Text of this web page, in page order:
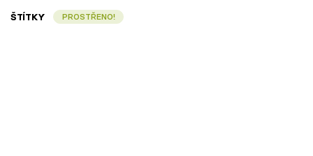
ŠTÍTKY PROSTŘENO!